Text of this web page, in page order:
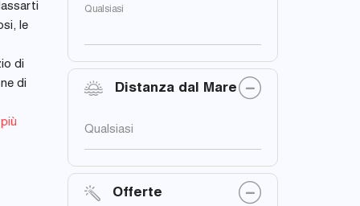
le
di
di
Qualsiasi
Distanza dal Mare
Qualsiasi
Offerte